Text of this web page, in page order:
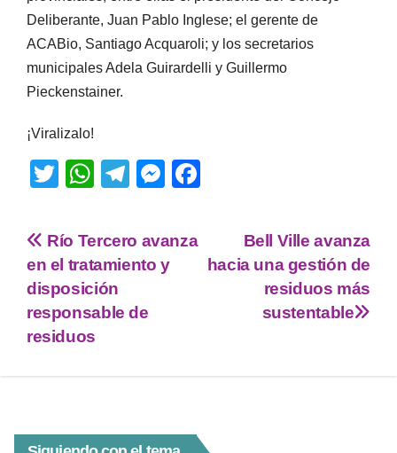
Deliberante, Juan Pablo Inglese; el gerente de
ACABio, Santiago Acquaroli; y los secretarios
municipales Adela Guirardelli y Guillermo
Pieckenstainer.
¡Viralizalo!
T
tt
er
W
at
s
A
p
p
T
e
gr
m
M
ss
e
e
Bell Ville avanza
hacia una gestión de
residuos más
sustentable
Río Tercero avanza
en el tratamiento y
disposición
responsable de
residuos